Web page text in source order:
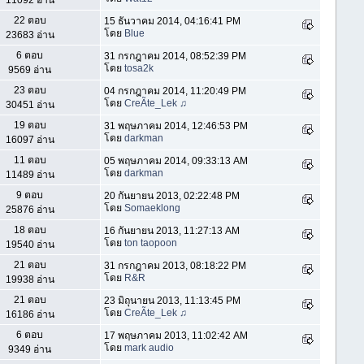
22 ตอบ
23683 อ่าน
15 ธันวาคม 2014, 04:16:41 PM
โดย Blue
6 ตอบ
9569 อ่าน
31 กรกฎาคม 2014, 08:52:39 PM
โดย tosa2k
23 ตอบ
30451 อ่าน
04 กรกฎาคม 2014, 11:20:49 PM
โดย CreÃte_Lek ♫
19 ตอบ
16097 อ่าน
31 พฤษภาคม 2014, 12:46:53 PM
โดย darkman
11 ตอบ
11489 อ่าน
05 พฤษภาคม 2014, 09:33:13 AM
โดย darkman
9 ตอบ
25876 อ่าน
20 กันยายน 2013, 02:22:48 PM
โดย Somaeklong
18 ตอบ
19540 อ่าน
16 กันยายน 2013, 11:27:13 AM
โดย ton taopoon
21 ตอบ
19938 อ่าน
31 กรกฎาคม 2013, 08:18:22 PM
โดย R&R
21 ตอบ
16186 อ่าน
23 มิถุนายน 2013, 11:13:45 PM
โดย CreÃte_Lek ♫
6 ตอบ
9349 อ่าน
17 พฤษภาคม 2013, 11:02:42 AM
โดย mark audio